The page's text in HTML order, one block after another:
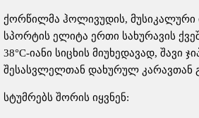
ქორწილმა ჰოლივუდის, მუსიკალური
სპორტის ელიტა ერთი სახურავის
38°C-იანი სიცხის მიუხედავად, შავი
შესასვლელთან დახურულ კარავთან
სტუმრებს შორის იყვნენ: